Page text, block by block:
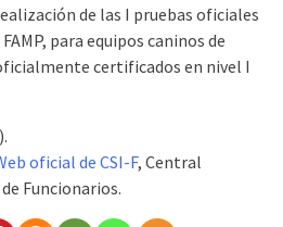
de las I pruebas oficiales
para equipos caninos de
certificados en nivel I
).
oficial de CSI-F, Central
Funcionarios.